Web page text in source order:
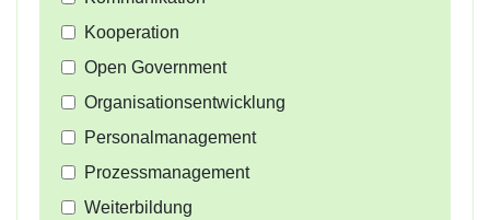
Kooperation
Open Government
Organisationsentwicklung
Personalmanagement
Prozessmanagement
Weiterbildung